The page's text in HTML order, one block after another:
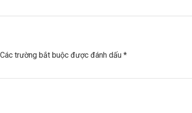
Các trường bắt buộc được đánh dấu *